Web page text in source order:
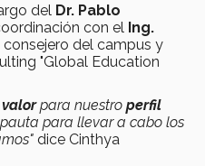
del Dr. Pablo
con el Ing.
, consejero del campus y
"Global Education
para nuestro perfil
para llevar a cabo los
dice Cinthya